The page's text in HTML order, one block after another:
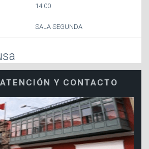
14:00
SALA SEGUNDA
Y CONTACTO